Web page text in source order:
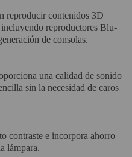
reproducir contenidos 3D
reproductores Blu-
de consolas.
una calidad de sonido
sin la necesidad de caros
contraste e incorpora ahorro
lámpara.